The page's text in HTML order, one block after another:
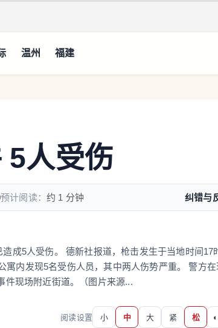
温州 福建
5人受伤
预计阅读：约 1 分钟 纠错与
成5人受伤。 德新社报道，枪击发生于当地时间17
寓内发现5名受伤人员，其中两人伤势严重。 警方在
件现场附近街道。（图片来源...
阅读设置 小 中 大 紧 松 ◐